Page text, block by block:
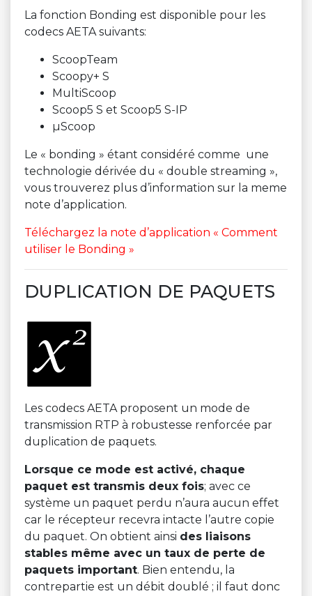
La fonction Bonding est disponible pour les
codecs AETA suivants:
ScoopTeam
Scoopy+ S
MultiScoop
Scoop5 S et Scoop5 S-IP
µScoop
Le « bonding » étant considéré comme une
technologie dérivée du « double streaming »,
vous trouverez plus d’information sur la meme
note d’application.
Téléchargez la note d’application « Comment
utiliser le Bonding »
DUPLICATION DE PAQUETS
Les codecs AETA proposent un mode de
transmission RTP à robustesse renforcée par
duplication de paquets.
Lorsque ce mode est activé, chaque
paquet est transmis deux fois; avec ce
système un paquet perdu n’aura aucun effet
car le récepteur recevra intacte l’autre copie
du paquet. On obtient ainsi des liaisons
stables même avec un taux de perte de
paquets important. Bien entendu, la
contrepartie est un débit doublé ; il faut donc